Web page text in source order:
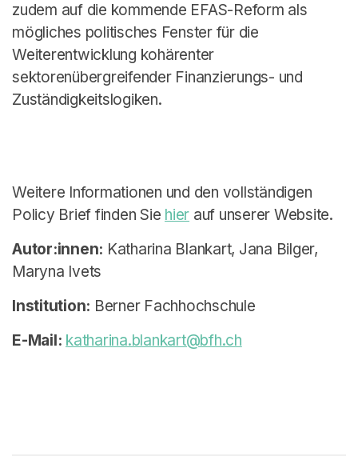
zudem auf die kommende EFAS-Reform als
mögliches politisches Fenster für die
Weiterentwicklung kohärenter
sektorenübergreifender Finanzierungs- und
Zuständigkeitslogiken.
Weitere Informationen und den vollständigen
Policy Brief finden Sie hier auf unserer Website.
Autor:innen: Katharina Blankart, Jana Bilger,
Maryna Ivets
Institution: Berner Fachhochschule
E-Mail: katharina.blankart@bfh.ch